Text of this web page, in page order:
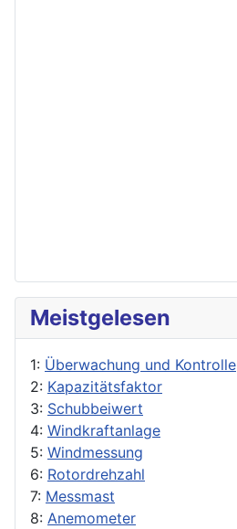
Meistgelesen
1: Überwachung und Kontrolle
2: Kapazitätsfaktor
3: Schubbeiwert
4: Windkraftanlage
5: Windmessung
6: Rotordrehzahl
7: Messmast
8: Anemometer